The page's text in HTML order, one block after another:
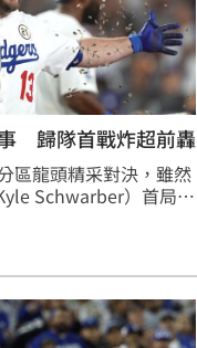
歸隊首戰炸超前轟
區龍頭精采對決，雖然
Schwarber）首局就
日挨頭部觸身球後首